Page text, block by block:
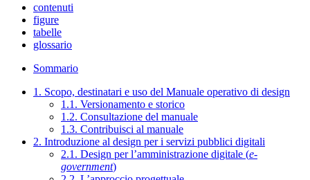
contenuti
figure
tabelle
glossario
Sommario
1. Scopo, destinatari e uso del Manuale operativo di design
1.1. Versionamento e storico
1.2. Consultazione del manuale
1.3. Contribuisci al manuale
2. Introduzione al design per i servizi pubblici digitali
2.1. Design per l’amministrazione digitale (e-
government)